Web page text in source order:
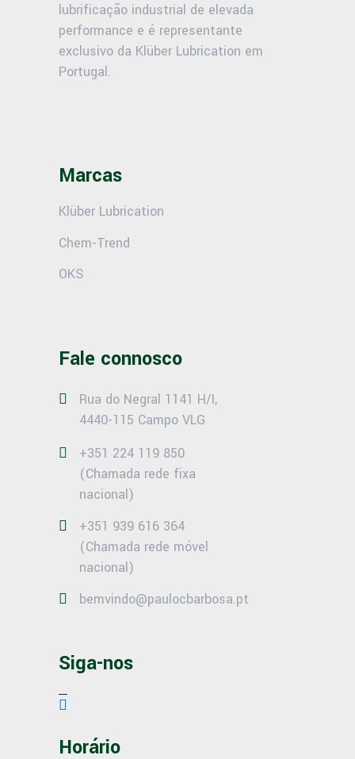
lubrificação industrial de elevada
performance e é representante
exclusivo da Klüber Lubrication em
Portugal.
Marcas
Klüber Lubrication
Chem-Trend
OKS
Fale connosco
Rua do Negral 1141 H/I,
4440-115 Campo VLG
+351 224 119 850
(Chamada rede fixa
nacional)
+351 939 616 364
(Chamada rede móvel
nacional)
bemvindo@paulocbarbosa.pt
Siga-nos
Horário